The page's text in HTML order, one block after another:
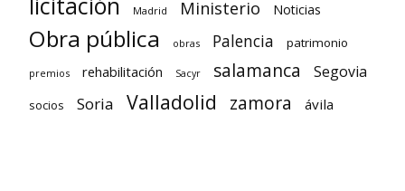
Madrid Ministerio Noticias
Obra pública obras Palencia patrimonio
premios rehabilitación Sacyr salamanca Segovia
socios Soria Valladolid zamora ávila